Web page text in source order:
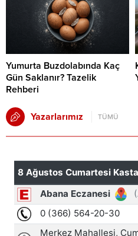
Yumurta Buzdolabında Kaç
Gün Saklanır? Tazelik
Rehberi
Yazarlarımız TÜMÜ